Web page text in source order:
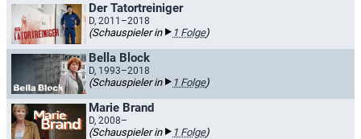
Der Tatortreiniger
D, 2011–2018
(Schauspieler in 1 Folge)
Bella Block
D, 1993–2018
(Schauspieler in 1 Folge)
Marie Brand
D, 2008–
(Schauspieler in 1 Folge)